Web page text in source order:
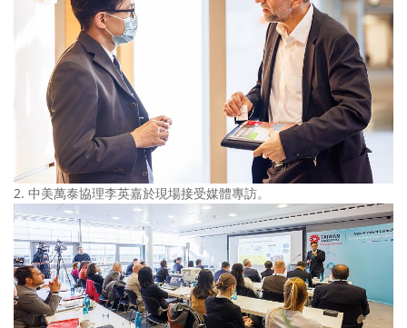
2. 中美萬泰協理李英嘉於現場接受媒體專訪。